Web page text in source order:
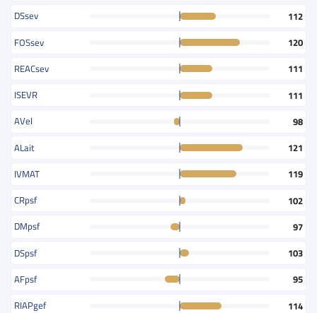
DSsev
112
FOSsev
120
REACsev
111
ISEVR
111
AVel
98
ALait
121
IVMAT
119
CRpsf
102
DMpsf
97
DSpsf
103
AFpsf
95
RIAPgef
114